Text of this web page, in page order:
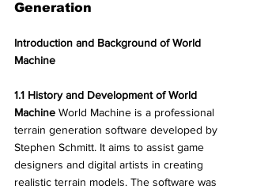
Generation
Introduction and Background of World
Machine
1.1 History and Development of World
Machine World Machine is a professional
terrain generation software developed by
Stephen Schmitt. It aims to assist game
designers and digital artists in creating
realistic terrain models. The software was